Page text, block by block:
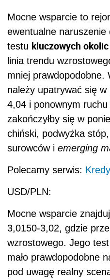
Mocne wsparcie to
ewentualne naruszenie
testu kluczowych okolic
linia trendu
mniej prawdopodobne.
należy upatrywać się w
4,04 i ponownym
zakończyłby się w
chiński, podwyżka
surowców i emerging
Polecamy serwis:
USD/PLN:
Mocne wsparcie
3,0150-3,02, gdzie
wzrostowego. Jego
mało prawdopodobne
pod uwagę realny